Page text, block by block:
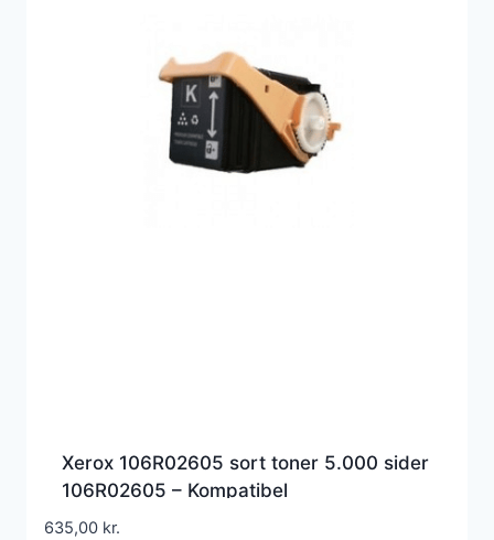
Xerox 106R02605 sort toner 5.000 sider
106R02605 – Kompatibel
635,00 kr.